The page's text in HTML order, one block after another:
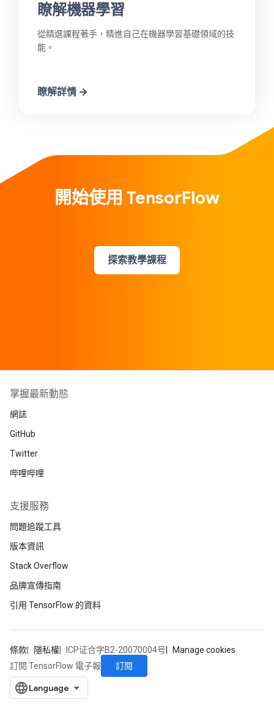
瞭解機器學習
從精選課程著手，精進自己在機器學習基礎領域的技
能。
瞭解詳情
開始使用 TensorFlow
探索教學課程
掌握最新動態
網誌
GitHub
Twitter
哔哩哔哩
支援服務
問題追蹤工具
版本資訊
Stack Overflow
品牌宣傳指南
引用 TensorFlow 的資料
條款 隱私權 ICP证合字B2-20070004号
Manage cookies
訂閱 TensorFlow 電子報
訂閱